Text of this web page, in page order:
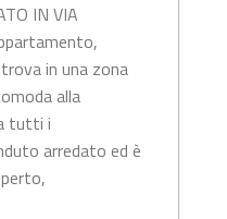
IN VIA
in una zona
alla
tutti i
arredato ed è